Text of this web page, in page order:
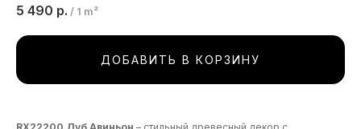
5 490 р. / 1 m²
ДОБАВИТЬ В КОРЗИНУ